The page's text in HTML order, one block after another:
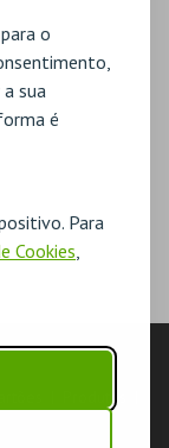
o
sua
é
Para
Cookies,